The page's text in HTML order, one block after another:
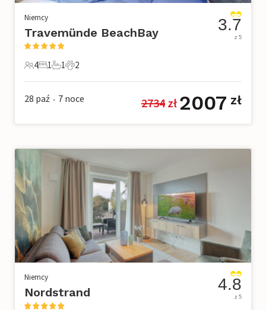
Niemcy
Travemünde BeachBay
4 Goście
4
1 Sypialnia
1
1 Łazienka
1
2 Zwierzęta domowe
2
3.7
z 5
28 paź • 7 noce 2734 zł 2007 zł
Niemcy
Nordstrand 4.8
z 5